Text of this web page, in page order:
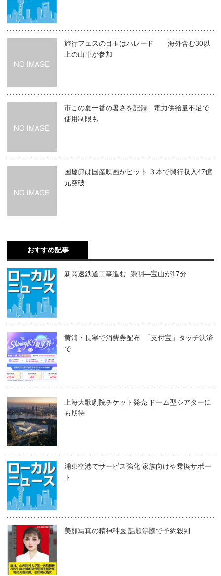
旅行フェスの目玉はパレード 海外含む30以
上の山車が参加
市この夏一番の暑さを記録 電力供給量不足で
使用制限も
国慶節は国産映画がヒット ３本で興行収入47億
元突破
おすすめ記事
新高速鉄道工事進む 崇明―宝山が17分
黄浦・長寧で消費券配布 「支付宝」タッチ決済
で
上海大歌劇院チケット発売 ドーム型シアターに
も期待
浦東空港でサービス強化 家族向けや乗換サポー
ト
美顔写真の精神科医 話題沸騰で予約殺到